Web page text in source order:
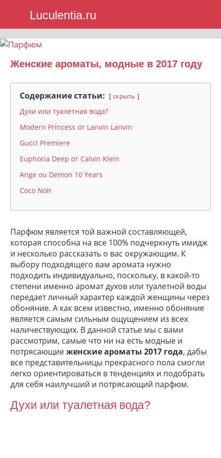
content
Luculentia.ru
Женские ароматы, модные в 2017 году
Содержание статьи: скрыть
Духи или туалетная вода?
Modern Princess от Lanvin Lanvin
Gucci Premiere
Euphoria Deep от Calvin Klein
Ange ou Demon 10 Years
Coco Noir
Парфюм является той важной составляющей,
которая способна на все 100% подчеркнуть имидж
и несколько рассказать о вас окружающим. К
выбору подходящего вам аромата нужно
подходить индивидуально, поскольку, в какой-то
степени именно аромат духов или туалетной воды
передает личный характер каждой женщины через
обоняние. А как всем известно, именно обоняние
является самым сильным ощущением из всех
наличествующих. В данной статье мы с вами
рассмотрим, самые что ни на есть модные и
потрясающиеженские ароматы 2017 года, дабы
все представительницы прекрасного пола смогли
легко ориентироваться в тенденциях и подобрать
для себя наилучший и потрясающий парфюм.
Духи или туалетная вода?